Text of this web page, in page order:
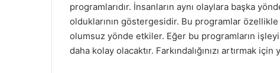
programlarıdır. İnsanların aynı olaylara başka
olduklarının göstergesidir. Bu programlar
olumsuz yönde etkiler. Eğer bu programların
daha kolay olacaktır. Farkındalığınızı artırmak